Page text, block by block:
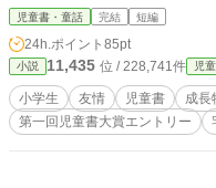
受験生たち。そ
指す友達。 そ
喜びと、不合格の悔しさ。 「悔
頑張った証拠。」 励まし合い、教え合い、ときには
ながら、小学生
く。 これは、資格を集める物語ではない。 「勉強って、本当
児童書・童話 完結 短編
24h.ポイント 85pt
小説 11,435 位 / 228,741件 児
小学生 友情 児童書 成長
第一回児童書大賞エントリー